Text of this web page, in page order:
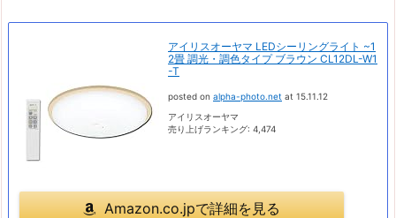
アイリスオーヤマ LEDシーリングライト ~1
2畳 調光・調色タイプ ブラウン CL12DL-W1
-T
posted on alpha-photo.net at 15.11.12
アイリスオーヤマ
売り上げランキング: 4,474
Amazon.co.jpで詳細を見る